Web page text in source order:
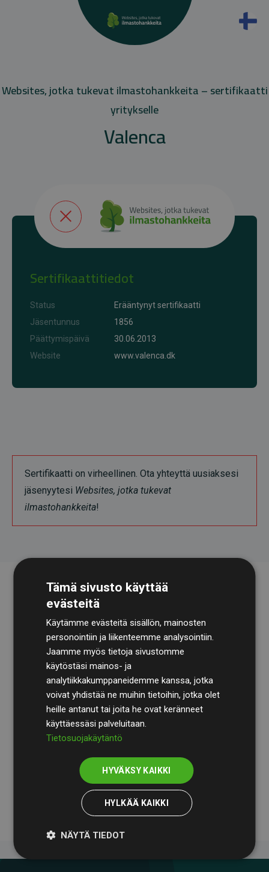
Websites, jotka tukevat ilmastohankkeita – sertifikaatti
yritykselle
Valenca
Sertifikaattitiedot
Status
Erääntynyt sertifikaatti
Jäsentunnus
1856
Päättymispäivä
30.06.2013
Website
www.valenca.dk
Sertifikaatti on virheellinen. Ota yhteyttä uusiaksesi
jäsenyytesi Websites, jotka tukevat
ilmastohankkeita!
TilintarkastusyhtiöBDOkäy säännöllisesti läpi
laskelmamme ja menetelmämme varmistaakseen
läpinäkyvyyden ja luotettavuuden.
Heidän tarkastuksensa osoittavat, että investoinnit
ilmastohankkeisiin kompensoivat keskimäärin
arvioiduista CO₂-päästöistä
jäsenverkkosivustoilla –
selkeä todiste toimintatapamme todellisesta
Tämä sivusto käyttää
evästeitä
Käytämme evästeitä sisällön, mainosten
personointiin ja liikenteemme analysointiin.
Jaamme myös tietoja sivustomme
käytöstäsi mainos- ja
analytiikkakumppaneidemme kanssa, jotka
voivat yhdistää ne muihin tietoihin, jotka olet
heille antanut tai joita he ovat keränneet
käyttäessäsi palveluitaan.
Tietosuojakäytäntö
HYVÄKSY KAIKKI
HYLKÄÄ KAIKKI
NÄYTÄ TIEDOT